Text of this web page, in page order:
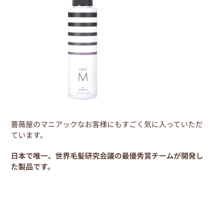
薔薇屋のマニアックなお客様にもすごく気に入っていただ
ています。
日本で唯一、世界毛髪研究会議の最優秀賞チームが開発し
た製品です。